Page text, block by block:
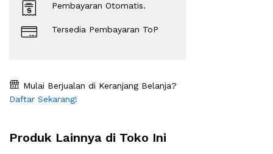
Pembayaran Otomatis.
Tersedia Pembayaran ToP
Mulai Berjualan di Keranjang Belanja?
Daftar Sekarang!
Produk Lainnya di Toko Ini